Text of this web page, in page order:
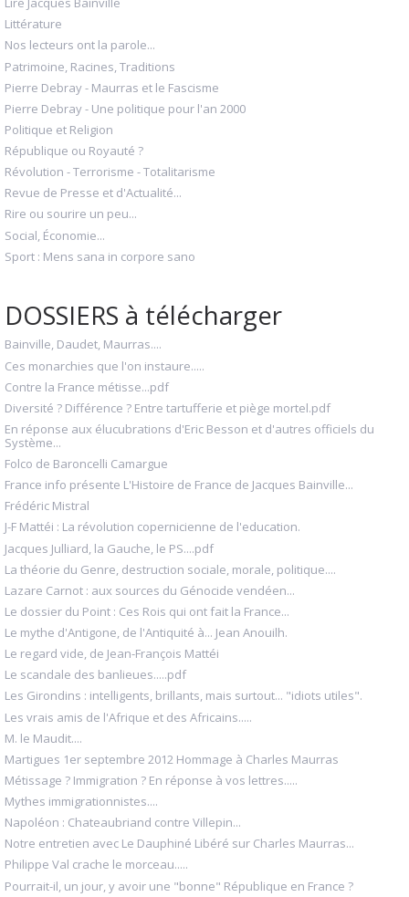
Littérature
Nos lecteurs ont la parole...
Patrimoine, Racines, Traditions
Pierre Debray - Maurras et le Fascisme
Pierre Debray - Une politique pour l'an 2000
Politique et Religion
République ou Royauté ?
Révolution - Terrorisme - Totalitarisme
Revue de Presse et d'Actualité...
Rire ou sourire un peu...
Social, Économie...
Sport : Mens sana in corpore sano
DOSSIERS à télécharger
Bainville, Daudet, Maurras....
Ces monarchies que l'on instaure.....
Contre la France métisse...pdf
Diversité ? Différence ? Entre tartufferie et piège mortel.pdf
En réponse aux élucubrations d'Eric Besson et d'autres officiels du
Système...
Folco de Baroncelli Camargue
France info présente L'Histoire de France de Jacques Bainville...
Frédéric Mistral
J-F Mattéi : La révolution copernicienne de l'education.
Jacques Julliard, la Gauche, le PS....pdf
La théorie du Genre, destruction sociale, morale, politique....
Lazare Carnot : aux sources du Génocide vendéen...
Le dossier du Point : Ces Rois qui ont fait la France...
Le mythe d'Antigone, de l'Antiquité à... Jean Anouilh.
Le regard vide, de Jean-François Mattéi
Le scandale des banlieues.....pdf
Les Girondins : intelligents, brillants, mais surtout... "idiots utiles".
Les vrais amis de l'Afrique et des Africains.....
M. le Maudit....
Martigues 1er septembre 2012 Hommage à Charles Maurras
Métissage ? Immigration ? En réponse à vos lettres.....
Mythes immigrationnistes....
Napoléon : Chateaubriand contre Villepin...
Notre entretien avec Le Dauphiné Libéré sur Charles Maurras...
Philippe Val crache le morceau.....
Pourrait-il, un jour, y avoir une "bonne" République en France ?